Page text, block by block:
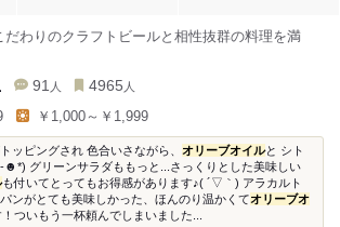
だわりのクラフトビールと相性抜群の料理を満
91 人 4965 人
￥1,000～￥1,999
ッピングされ 色合いさながら、 オリーブオイルと シト
グリーンサラダももっと...さっくりとした美味しい
も付いてとってもお得感があります♪( ´▽｀) アラカルト
ンがとても美味しかった、ほんのり温かくてオリーブオ
ついもう一杯頼んでしまいました...